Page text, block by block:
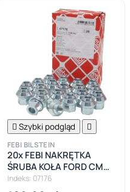
 Szybki podgląd 
FEBI BILSTEIN
20x FEBI NAKRĘTKA
ŚRUBA KOŁA FORD CMAX
FIESTA FOCUS MONDEO
Indeks: 07176